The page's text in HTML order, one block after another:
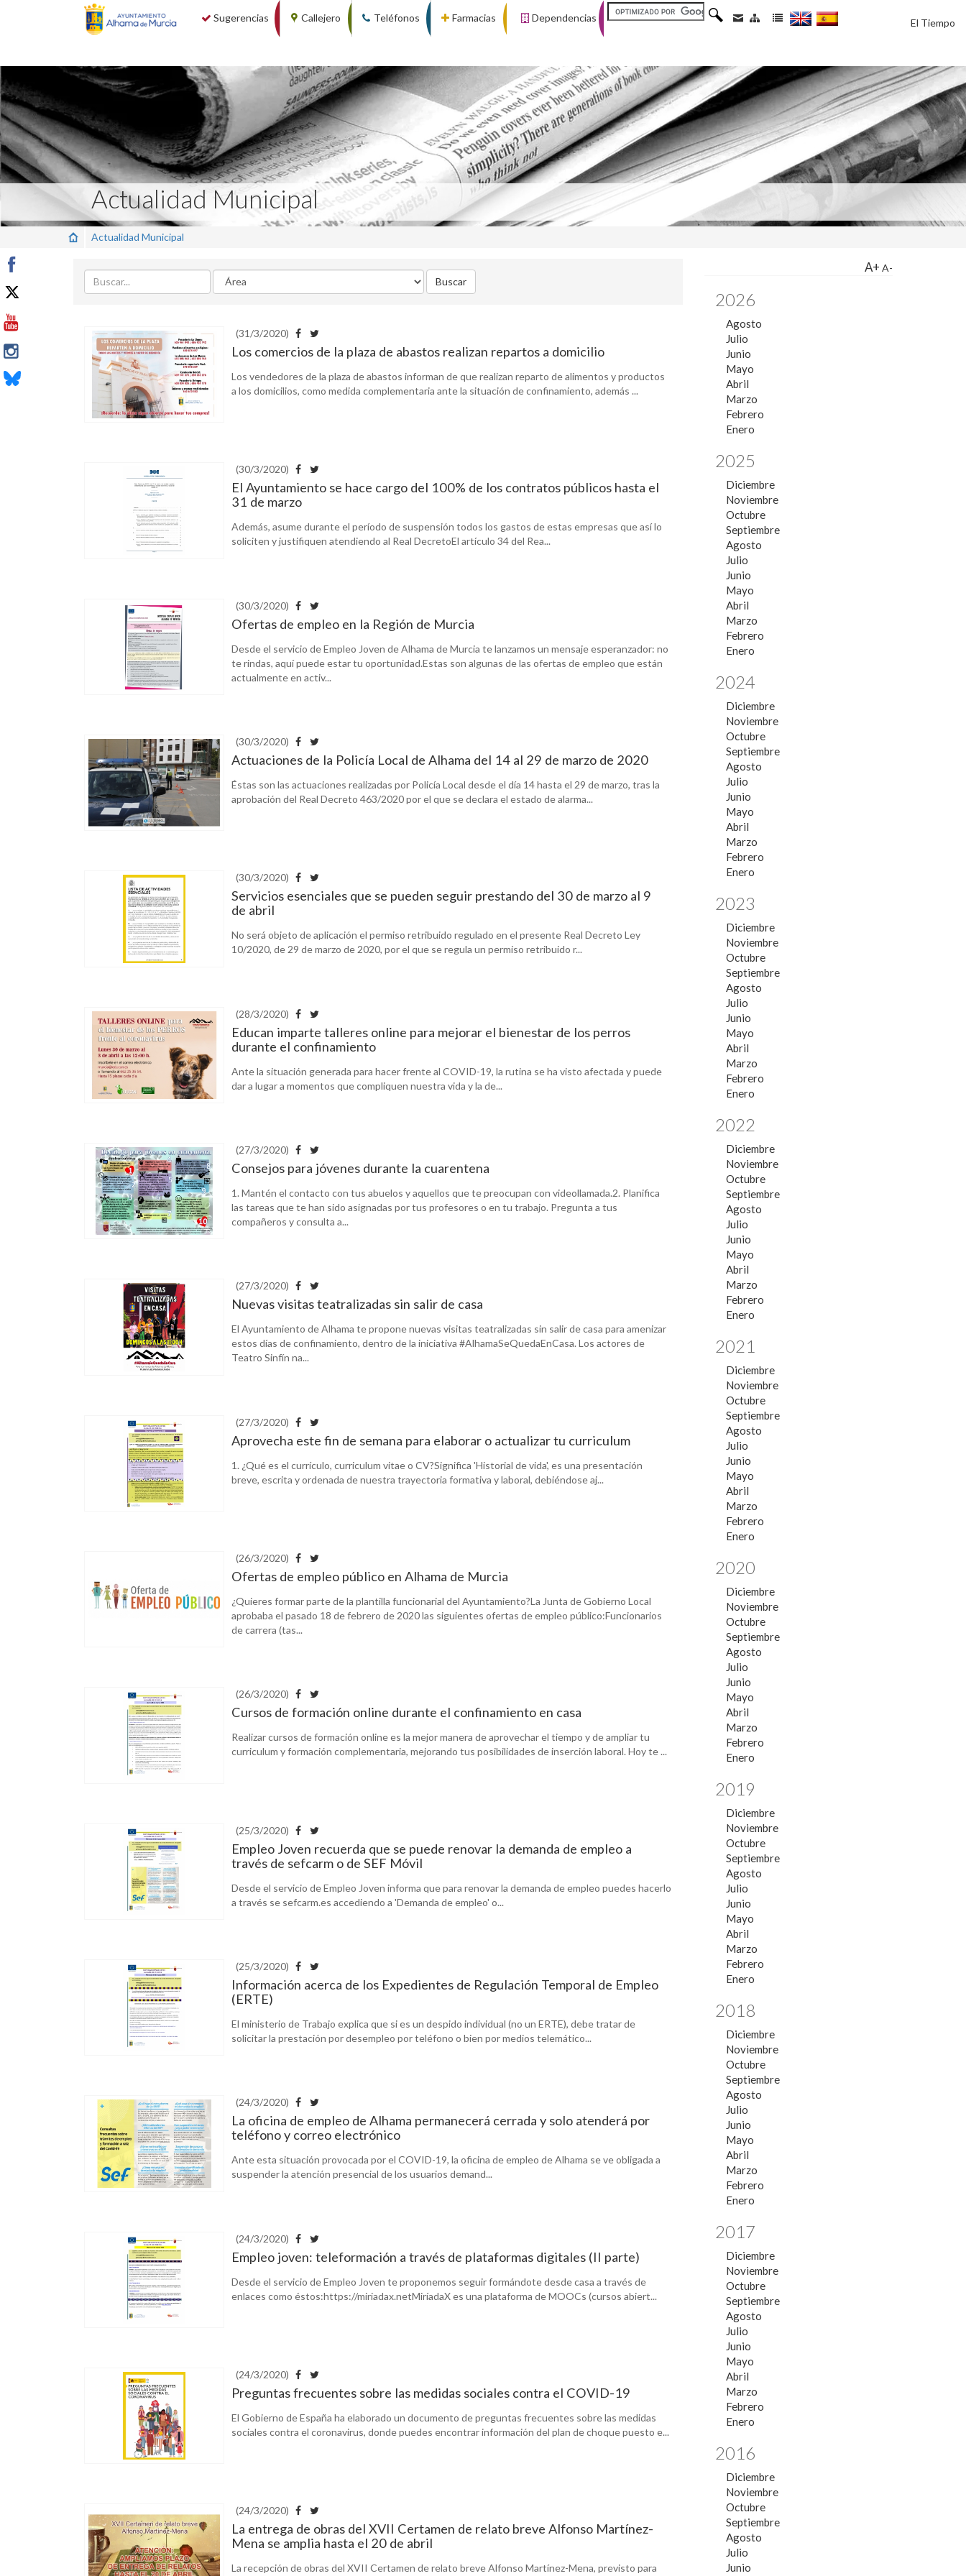
Sugerencias Callejero Teléfonos Farmacias Dependencias El Tiempo
Actualidad Municipal
Actualidad Municipal
Buscar Area Buscar
(31/3/2020)
Los comercios de la plaza de abastos realizan repartos a domicilio
Los vendedores de la plaza de abastos informan de que realizan reparto de alimentos y productos
a los domicilios, como medida complementaria ante la situación de confinamiento, además ...
(30/3/2020)
El Ayuntamiento se hace cargo del 100% de los contratos públicos hasta el
31 de marzo
Además, asume durante el período de suspensión todos los gastos de estas empresas que así lo
soliciten y justifiquen atendiendo al Real DecretoEl artículo 34 del Rea...
(30/3/2020)
Ofertas de empleo en la Región de Murcia
Desde el servicio de Empleo Joven de Alhama de Murcia te lanzamos un mensaje esperanzador: no
te rindas, aquí puede estar tu oportunidad.Estas son algunas de las ofertas de empleo que están
actualmente en activ...
(30/3/2020)
Actuaciones de la Policía Local de Alhama del 14 al 29 de marzo de 2020
Éstas son las actuaciones realizadas por Policía Local desde el día 14 hasta el 29 de marzo, tras la
aprobación del Real Decreto 463/2020 por el que se declara el estado de alarma...
(30/3/2020)
Servicios esenciales que se pueden seguir prestando del 30 de marzo al 9
de abril
No será objeto de aplicación el permiso retribuido regulado en el presente Real Decreto Ley
10/2020, de 29 de marzo de 2020, por el que se regula un permiso retribuido r...
(28/3/2020)
Educan imparte talleres online para mejorar el bienestar de los perros
durante el confinamiento
Ante la situación generada para hacer frente al COVID-19, la rutina se ha visto afectada y puede
dar a lugar a momentos que compliquen nuestra vida y la de...
(27/3/2020)
Consejos para jóvenes durante la cuarentena
1. Mantén el contacto con tus abuelos y aquellos que te preocupan con videollamada.2. Planifica
las tareas que te han sido asignadas por tus profesores o en tu trabajo. Pregunta a tus
compañeros y consulta a...
(27/3/2020)
Nuevas visitas teatralizadas sin salir de casa
El Ayuntamiento de Alhama te propone nuevas visitas teatralizadas sin salir de casa para amenizar
estos días de confinamiento, dentro de la iniciativa #AlhamaSeQuedaEnCasa. Los actores de
Teatro Sinfín na...
(27/3/2020)
Aprovecha este fin de semana para elaborar o actualizar tu curriculum
1. ¿Qué es el currículo, curriculum vitae o CV?Significa 'Historial de vida', es una presentación
breve, escrita y ordenada de nuestra trayectoria formativa y laboral, debiéndose aj...
(26/3/2020)
Ofertas de empleo público en Alhama de Murcia
¿Quieres formar parte de la plantilla funcionarial del Ayuntamiento?La Junta de Gobierno Local
aprobaba el pasado 18 de febrero de 2020 las siguientes ofertas de empleo público:Funcionarios
de carrera (tas...
(26/3/2020)
Cursos de formación online durante el confinamiento en casa
Realizar cursos de formación online es la mejor manera de aprovechar el tiempo y de ampliar tu
curriculum y formación complementaria, mejorando tus posibilidades de inserción laboral. Hoy te ...
(25/3/2020)
Empleo Joven recuerda que se puede renovar la demanda de empleo a
través de sefcarm o de SEF Móvil
Desde el servicio de Empleo Joven informa que para renovar la demanda de empleo puedes hacerlo
a través se sefcarm.es accediendo a 'Demanda de empleo' o...
(25/3/2020)
Información acerca de los Expedientes de Regulación Temporal de Empleo
(ERTE)
El ministerio de Trabajo explica que si es un despido individual (no un ERTE), debe tratar de
solicitar la prestación por desempleo por teléfono o bien por medios telemático...
(24/3/2020)
La oficina de empleo de Alhama permanecerá cerrada y solo atenderá por
teléfono y correo electrónico
Ante esta situación provocada por el COVID-19, la oficina de empleo de Alhama se ve obligada a
suspender la atención presencial de los usuarios demand...
(24/3/2020)
Empleo joven: teleformación a través de plataformas digitales (II parte)
Desde el servicio de Empleo Joven te proponemos seguir formándote desde casa a través de
enlaces como éstos:https://miriadax.netMiríadaX es una plataforma de MOOCs (cursos abiert...
(24/3/2020)
Preguntas frecuentes sobre las medidas sociales contra el COVID-19
El Gobierno de España ha elaborado un documento de preguntas frecuentes sobre las medidas
sociales contra el coronavirus, donde puedes encontrar información del plan de choque puesto e...
(24/3/2020)
La entrega de obras del XVII Certamen de relato breve Alfonso Martínez-
Mena se amplia hasta el 20 de abril
La recepción de obras del XVII Certamen de relato breve Alfonso Martínez-Mena, previsto para
A+ A-
2026
Agosto
Julio
Junio
Mayo
Abril
Marzo
Febrero
Enero
2025
Diciembre
Noviembre
Octubre
Septiembre
Agosto
Julio
Junio
Mayo
Abril
Marzo
Febrero
Enero
2024
Diciembre
Noviembre
Octubre
Septiembre
Agosto
Julio
Junio
Mayo
Abril
Marzo
Febrero
Enero
2023
Diciembre
Noviembre
Octubre
Septiembre
Agosto
Julio
Junio
Mayo
Abril
Marzo
Febrero
Enero
2022
Diciembre
Noviembre
Octubre
Septiembre
Agosto
Julio
Junio
Mayo
Abril
Marzo
Febrero
Enero
2021
Diciembre
Noviembre
Octubre
Septiembre
Agosto
Julio
Junio
Mayo
Abril
Marzo
Febrero
Enero
2020
Diciembre
Noviembre
Octubre
Septiembre
Agosto
Julio
Junio
Mayo
Abril
Marzo
Febrero
Enero
2019
Diciembre
Noviembre
Octubre
Septiembre
Agosto
Julio
Junio
Mayo
Abril
Marzo
Febrero
Enero
2018
Diciembre
Noviembre
Octubre
Septiembre
Agosto
Julio
Junio
Mayo
Abril
Marzo
Febrero
Enero
2017
Diciembre
Noviembre
Octubre
Septiembre
Agosto
Julio
Junio
Mayo
Abril
Marzo
Febrero
Enero
2016
Diciembre
Noviembre
Octubre
Septiembre
Agosto
Julio
Junio